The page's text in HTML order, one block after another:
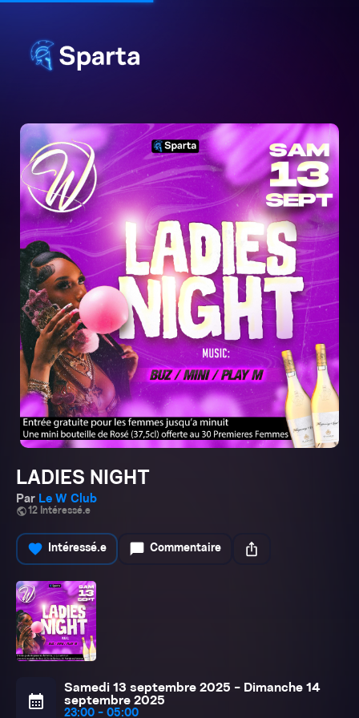
LADIES NIGHT
Par Le W Club
public12 Intéressé.e
favorite Intéressé.e chat_bubble Commentaire ios_share
calendar_month
Samedi 13 septembre 2025 - Dimanche 14
septembre 2025
23:00 - 05:00